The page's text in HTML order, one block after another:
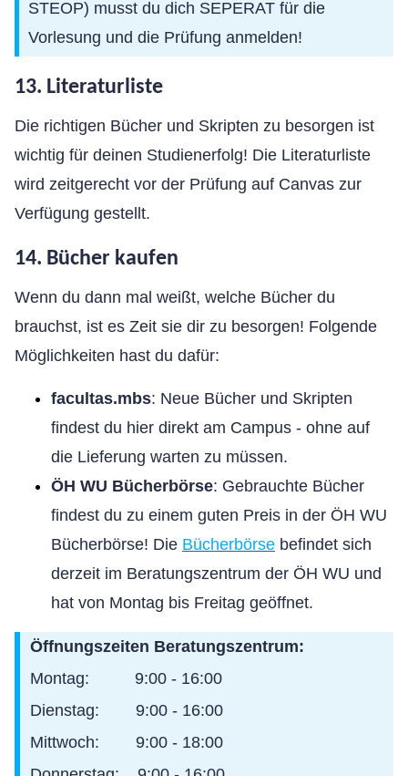
STEOP) musst du dich SEPERAT für die
Vorlesung und die Prüfung anmelden!
13. Literaturliste
Die richtigen Bücher und Skripten zu besorgen ist
wichtig für deinen Studienerfolg! Die Literaturliste
wird zeitgerecht vor der Prüfung auf Canvas zur
Verfügung gestellt.
14. Bücher kaufen
Wenn du dann mal weißt, welche Bücher du
brauchst, ist es Zeit sie dir zu besorgen! Folgende
Möglichkeiten hast du dafür:
facultas.mbs: Neue Bücher und Skripten
findest du hier direkt am Campus - ohne auf
die Lieferung warten zu müssen.
ÖH WU Bücherbörse: Gebrauchte Bücher
findest du zu einem guten Preis in der ÖH WU
Bücherbörse! Die Bücherbörse befindet sich
derzeit im Beratungszentrum der ÖH WU und
hat von Montag bis Freitag geöffnet.
Öffnungszeiten Beratungszentrum:
Montag: 9:00 - 16:00
Dienstag: 9:00 - 16:00
Mittwoch: 9:00 - 18:00